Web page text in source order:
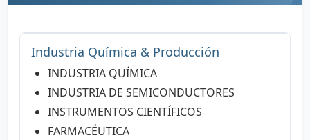
Industria Química & Producción
INDUSTRIA QUÍMICA
INDUSTRIA DE SEMICONDUCTORES
INSTRUMENTOS CIENTÍFICOS
FARMACÉUTICA